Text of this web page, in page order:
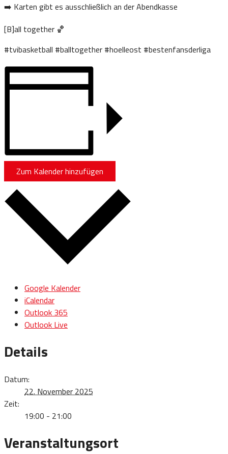
➡️ Karten gibt es ausschließlich an der Abendkasse
[B]all together 🏀
#tvibasketball #balltogether #hoelleost #bestenfansderliga
Zum Kalender hinzufügen
Google Kalender
iCalendar
Outlook 365
Outlook Live
Details
Datum:
22. November 2025
Zeit:
19:00 - 21:00
Veranstaltungsort